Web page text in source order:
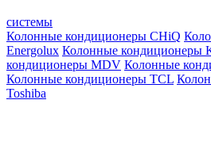
системы
Колонные кондиционеры CHiQ
Energolux Колонные кондиционеры
кондиционеры MDV Колонные
Колонные кондиционеры TCL
Toshiba